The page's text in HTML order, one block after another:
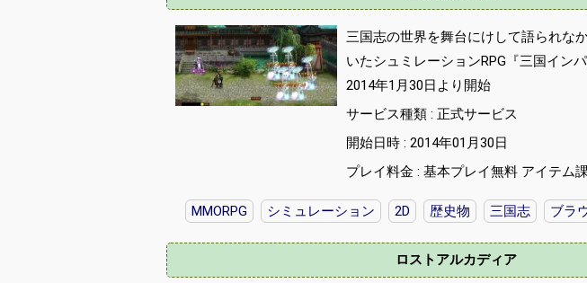
三国志の世界を舞台にけして語られな
いたシュミレーションRPG『三国イン
2014年1月30日より開始
サービス種類 : 正式サービス
開始日時 : 2014年01月30日
プレイ料金 : 基本プレイ無料 アイテム
MMORPG シミュレーション 2D 歴史物 三国志 ブラ
ロストアルカディア